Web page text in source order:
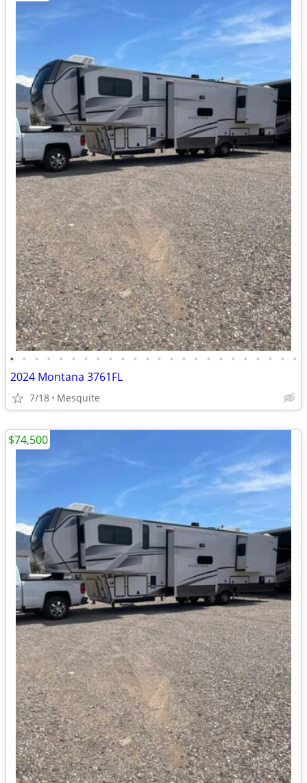
• • • • • • • • • • • • • • • • • • • • • • • •
2024 Montana 3761FL
7/18 Mesquite
$74,500